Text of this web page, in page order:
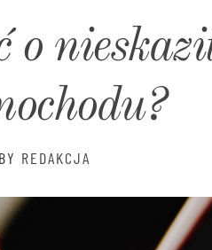
o
BY REDAKCJA